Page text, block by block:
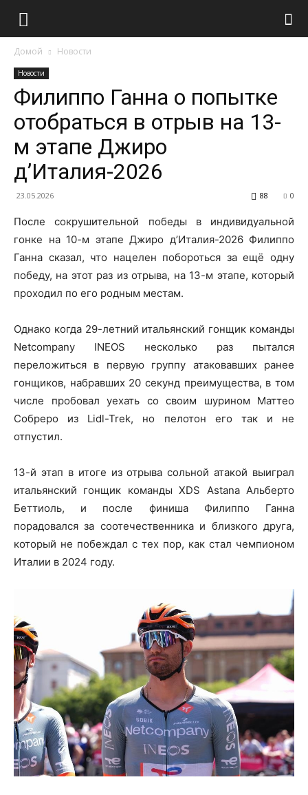
Домой Новости
Новости
Филиппо Ганна о попытке
отобраться в отрыв на 13-
м этапе Джиро
д’Италия-2026
23.05.2026 0
88
После сокрушительной победы в индивидуальной
гонке на 10-м этапе Джиро д’Италия-2026 Филиппо
Ганна сказал, что нацелен побороться за ещё одну
победу, на этот раз из отрыва, на 13-м этапе, который
проходил по его родным местам.
Однако когда 29-летний итальянский гонщик команды
Netcompany INEOS несколько раз пытался
переложиться в первую группу атаковавших ранее
гонщиков, набравших 20 секунд преимущества, в том
числе пробовал уехать со своим шурином Маттео
Собреро из Lidl-Trek, но пелотон его так и не
отпустил.
13-й этап в итоге из отрыва сольной атакой выиграл
итальянский гонщик команды XDS Astana Альберто
Беттиоль, и после финиша Филиппо Ганна
порадовался за соотечественника и близкого друга,
который не побеждал с тех пор, как стал чемпионом
Италии в 2024 году.